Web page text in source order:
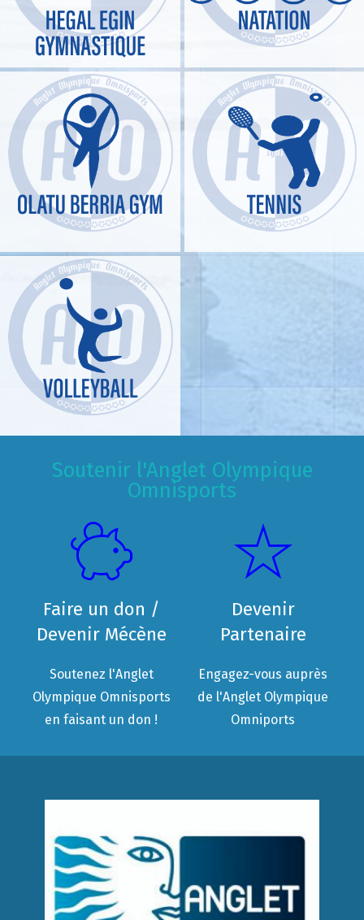
Soutenir l'Anglet Olympique
Omnisports
Faire un don /
Devenir Mécène
Soutenez l'Anglet
Olympique Omnisports
en faisant un don !
Devenir
Partenaire
Engagez-vous auprès
de l'Anglet Olympique
Omniports